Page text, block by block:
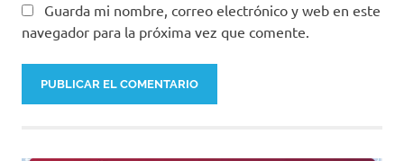
Guarda mi nombre, correo electrónico y web en este
navegador para la próxima vez que comente.